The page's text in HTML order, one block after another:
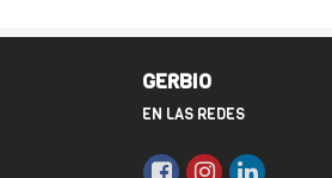
GERBIO
EN LAS REDES